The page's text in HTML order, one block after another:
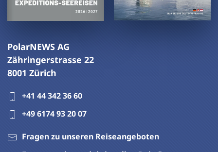
PolarNEWS AG
Zähringerstrasse 22
8001 Zürich
+41 44 342 36 60
+49 6174 93 20 07
Fragen zu unseren Reiseangeboten